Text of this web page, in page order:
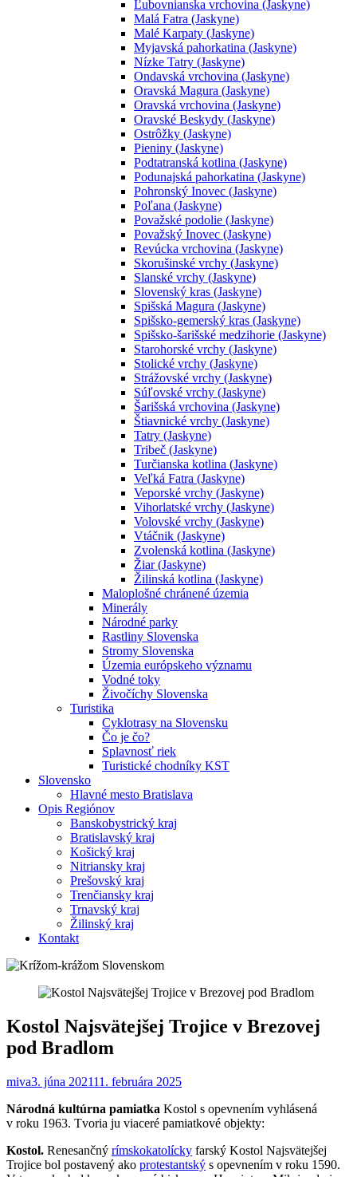
Ľubovnianska vrchovina (Jaskyne)
Malá Fatra (Jaskyne)
Malé Karpaty (Jaskyne)
Myjavská pahorkatina (Jaskyne)
Nízke Tatry (Jaskyne)
Ondavská vrchovina (Jaskyne)
Oravská Magura (Jaskyne)
Oravská vrchovina (Jaskyne)
Oravské Beskydy (Jaskyne)
Ostrôžky (Jaskyne)
Pieniny (Jaskyne)
Podtatranská kotlina (Jaskyne)
Podunajská pahorkatina (Jaskyne)
Pohronský Inovec (Jaskyne)
Poľana (Jaskyne)
Považské podolie (Jaskyne)
Považský Inovec (Jaskyne)
Revúcka vrchovina (Jaskyne)
Skorušinské vrchy (Jaskyne)
Slanské vrchy (Jaskyne)
Slovenský kras (Jaskyne)
Spišská Magura (Jaskyne)
Spišsko-gemerský kras (Jaskyne)
Spišsko-šarišské medzihorie (Jaskyne)
Starohorské vrchy (Jaskyne)
Stolické vrchy (Jaskyne)
Strážovské vrchy (Jaskyne)
Súľovské vrchy (Jaskyne)
Šarišská vrchovina (Jaskyne)
Štiavnické vrchy (Jaskyne)
Tatry (Jaskyne)
Tribeč (Jaskyne)
Turčianska kotlina (Jaskyne)
Veľká Fatra (Jaskyne)
Veporské vrchy (Jaskyne)
Vihorlatské vrchy (Jaskyne)
Volovské vrchy (Jaskyne)
Vtáčnik (Jaskyne)
Zvolenská kotlina (Jaskyne)
Žiar (Jaskyne)
Žilinská kotlina (Jaskyne)
Maloplošné chránené územia
Minerály
Národné parky
Rastliny Slovenska
Stromy Slovenska
Územia európskeho významu
Vodné toky
Živočíchy Slovenska
Turistika
Cyklotrasy na Slovensku
Čo je čo?
Splavnosť riek
Turistické chodníky KST
Slovensko
Hlavné mesto Bratislava
Opis Regiónov
Banskobystrický kraj
Bratislavský kraj
Košický kraj
Nitriansky kraj
Prešovský kraj
Trenčiansky kraj
Trnavský kraj
Žilinský kraj
Kontakt
Kostol Najsvätejšej Trojice v Brezovej
pod Bradlom
miva3. júna 202111. februára 2025
Národná kultúrna pamiatka Kostol s opevnením vyhlásená
v roku 1963. Tvoria ju viaceré pamiatkové objekty:
Kostol. Renesančný rímskokatolícky farský Kostol Najsvätejšej
Trojice bol postavený ako protestantský s opevnením v roku 1590.